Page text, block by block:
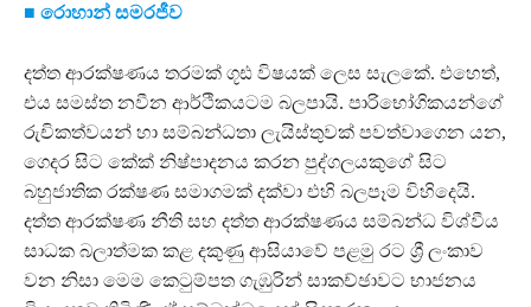
■ රොහාන් සමරජීව
දත්ත ආරක්ෂණය තරමක් ගූඪ විෂයක් ලෙස සැලකේ. එහෙත්,
එය සමස්ත නවීන ආර්ථිකයටම බලපායි. පාරිභෝගිකයන්ගේ
රුචිකත්වයන් හා සම්බන්ධතා ලැයිස්තුවක් පවත්වාගෙන යන,
ගෙදර සිට කේක් නිෂ්පාදනය කරන පුද්ගලයකුගේ සිට
බහුජාතික රක්ෂණ සමාගමක් දක්වා එහි බලපෑම විහිදෙයි.
දත්ත ආරක්ෂණ නීති සහ දත්ත ආරක්ෂණය සම්බන්ධ විශ්වීය
සාධක බලාත්මක කළ දකුණු ආසියාවේ පළමු රට ශ්‍රී ලංකාව
වන නිසා මෙම කෙටුම්පත ගැඹුරින් සාකච්ඡාවට භාජනය